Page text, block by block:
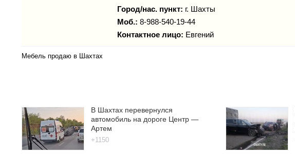
Город/нас. пункт: г. Шахты
Моб.: 8-988-540-19-44
Контактное лицо: Евгений
Мебель продаю в Шахтах
В Шахтах перевернулся
автомобиль на дороге Центр —
Артем
+1150